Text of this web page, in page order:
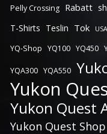
Pelly Crossing Rabatt
T-Shirts Teslin Tok USA
YQ-Shop YQ100 YQ450
YQA300 YQA550
Yukon
Yukon Quest
Yukon Quest Shop